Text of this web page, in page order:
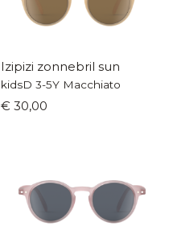
Izipizi zonnebril sun
kidsD 3-5Y Macchiato
€ 30,00